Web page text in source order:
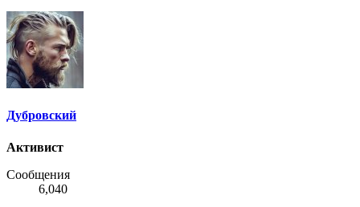
Дубровский
Активист
Сообщения
6,040